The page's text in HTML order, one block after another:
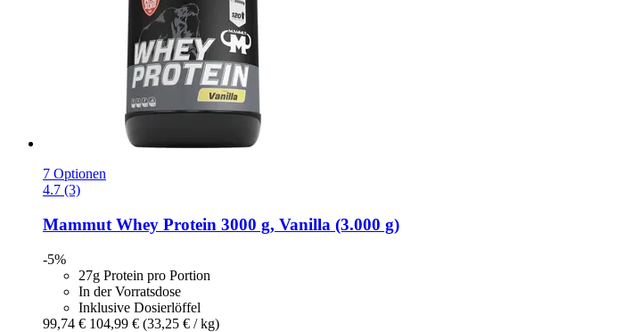
7 Optionen
4.7 (3)
Mammut Whey Protein 3000 g, Vanilla (3.000 g)
-5%
27g Protein pro Portion
In der Vorratsdose
Inklusive Dosierlöffel
99,74 € 104,99 € (33,25 € / kg)